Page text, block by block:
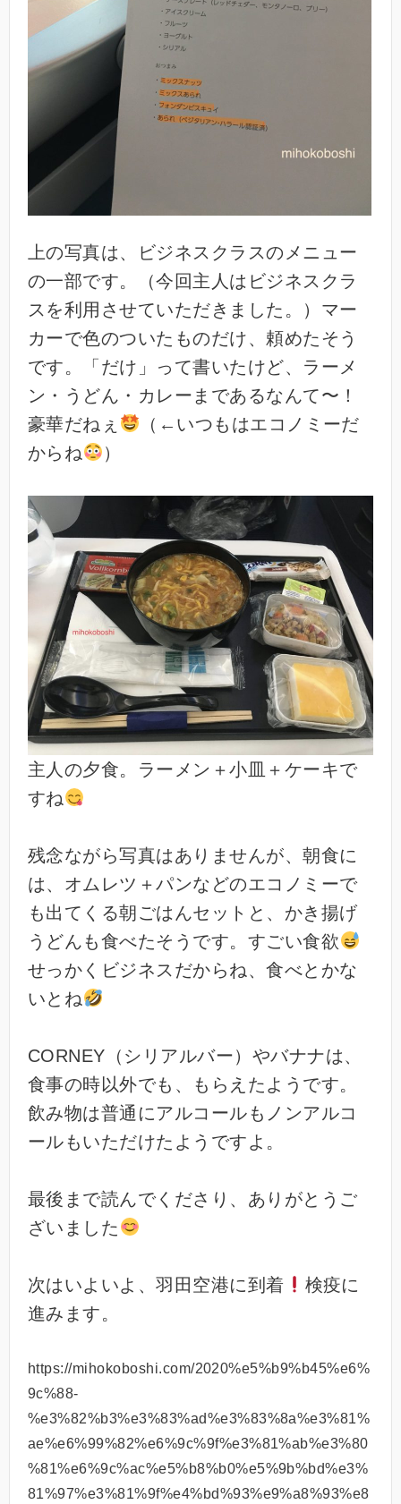
上の写真は、ビジネスクラスのメニュー
の一部です。（今回主人はビジネスクラ
スを利用させていただきました。）マー
カーで色のついたものだけ、頼めたそう
です。「だけ」って書いたけど、ラーメ
ン・うどん・カレーまであるなんて〜！
豪華だねぇ
（←いつもはエコノミーだ
からね
）
主人の夕食。ラーメン＋小皿＋ケーキで
すね
残念ながら写真はありませんが、朝食に
は、オムレツ＋パンなどのエコノミーで
も出てくる朝ごはんセットと、かき揚げ
うどんも食べたそうです。すごい食欲
せっかくビジネスだからね、食べとかな
いとね
CORNEY（シリアルバー）やバナナは、
食事の時以外でも、もらえたようです。
飲み物は普通にアルコールもノンアルコ
ールもいただけたようですよ。
最後まで読んでくださり、ありがとうご
ざいました
次はいよいよ、羽田空港に到着
検疫に
進みます。
https://mihokoboshi.com/2020%e5%b9%b45%e6%
9c%88-
%e3%82%b3%e3%83%ad%e3%83%8a%e3%81%
ae%e6%99%82%e6%9c%9f%e3%81%ab%e3%80
%81%e6%9c%ac%e5%b8%b0%e5%9b%bd%e3%
81%97%e3%81%9f%e4%bd%93%e9%a8%93%e8